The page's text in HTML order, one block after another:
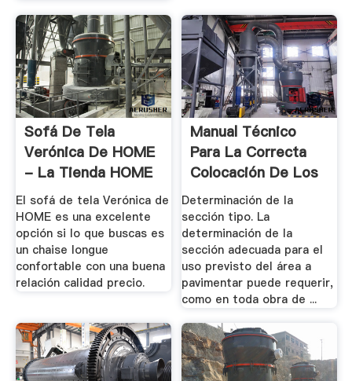
Sofá De Tela
Verónica De HOME
- La Tienda HOME
El sofá de tela Verónica de
HOME es una excelente
opción si lo que buscas es
un chaise longue
confortable con una buena
relación calidad precio.
Manual Técnico
Para La Correcta
Colocación De Los
...
Determinación de la
sección tipo. La
determinación de la
sección adecuada para el
uso previsto del área a
pavimentar puede requerir,
como en toda obra de ...